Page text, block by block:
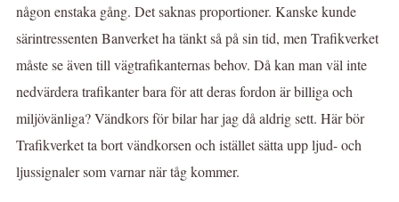
någon enstaka gång. Det saknas proportioner. Kanske kunde
särintressenten Banverket ha tänkt så på sin tid, men Trafikverket
måste se även till vägtrafikanternas behov. Då kan man väl inte
nedvärdera trafikanter bara för att deras fordon är billiga och
miljövänliga? Vändkors för bilar har jag då aldrig sett. Här bör
Trafikverket ta bort vändkorsen och istället sätta upp ljud- och
ljussignaler som varnar när tåg kommer.